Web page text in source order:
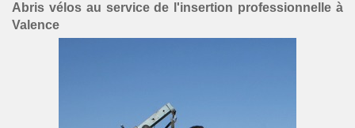
Abris vélos au service de l'insertion professionnelle à
Valence